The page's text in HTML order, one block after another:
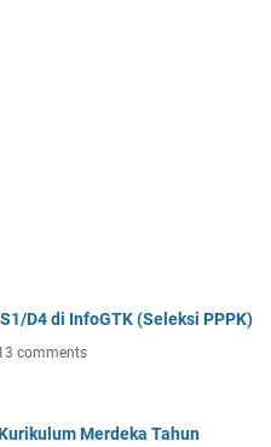
D4 di InfoGTK (Seleksi PPPK)
comments
Merdeka Tahun